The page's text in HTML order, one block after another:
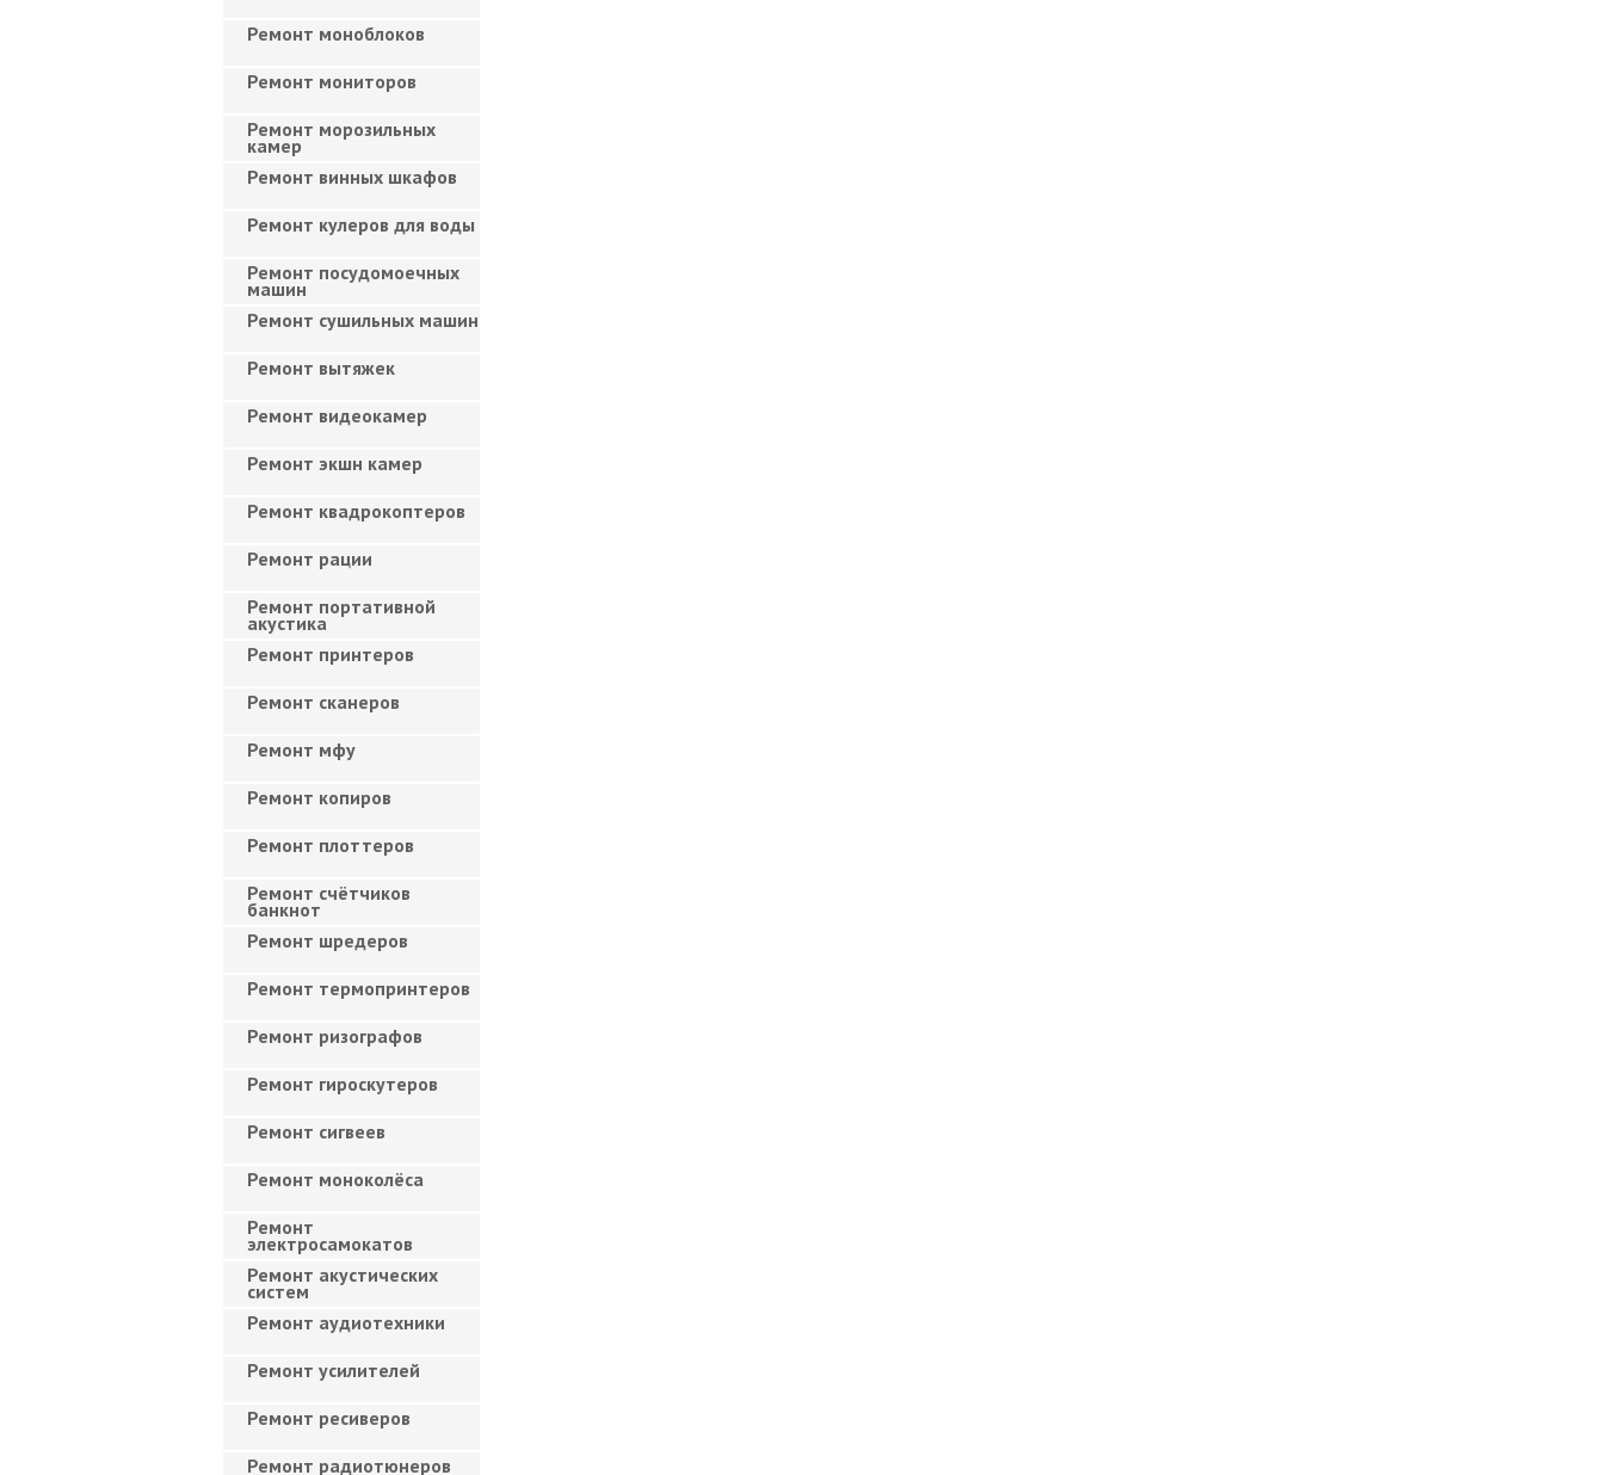
Ремонт моноблоков
Ремонт мониторов
Ремонт морозильных
камер
Ремонт винных шкафов
Ремонт кулеров для воды
Ремонт посудомоечных
машин
Ремонт сушильных машин
Ремонт вытяжек
Ремонт видеокамер
Ремонт экшн камер
Ремонт квадрокоптеров
Ремонт рации
Ремонт портативной
акустика
Ремонт принтеров
Ремонт сканеров
Ремонт мфу
Ремонт копиров
Ремонт плоттеров
Ремонт счётчиков
банкнот
Ремонт шредеров
Ремонт термопринтеров
Ремонт ризографов
Ремонт гироскутеров
Ремонт сигвеев
Ремонт моноколёса
Ремонт
электросамокатов
Ремонт акустических
систем
Ремонт аудиотехники
Ремонт усилителей
Ремонт ресиверов
Ремонт радиотюнеров